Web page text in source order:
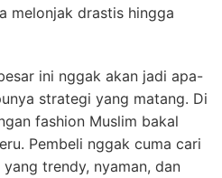
melonjak drastis hingga
ini nggak akan jadi apa-
strategi yang matang. Di
fashion Muslim bakal
Pembeli nggak cuma cari
trendy, nyaman, dan